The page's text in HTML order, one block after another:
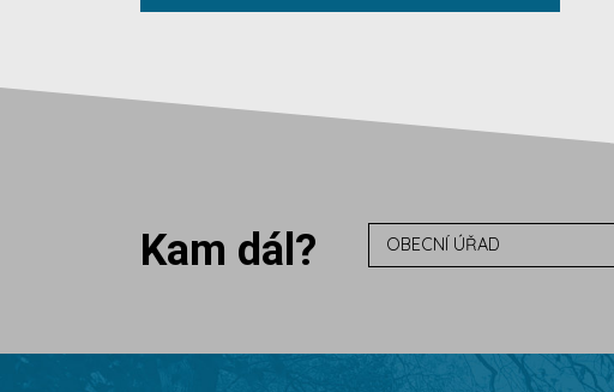
Kam dál? OBECNÍ ÚŘAD